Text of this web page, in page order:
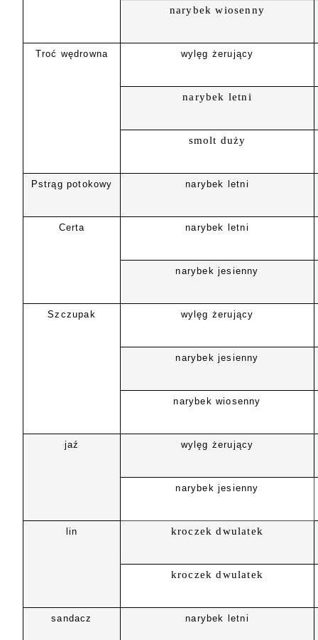
narybek wiosenny
Troć wędrowna wylęg żerujący
narybek letni
smolt duży
Pstrąg potokowy narybek letni
Certa narybek letni
narybek jesienny
Szczupak wylęg żerujący
narybek jesienny
narybek wiosenny
jaź wylęg żerujący
narybek jesienny
lin kroczek dwulatek
kroczek dwulatek
sandacz narybek letni